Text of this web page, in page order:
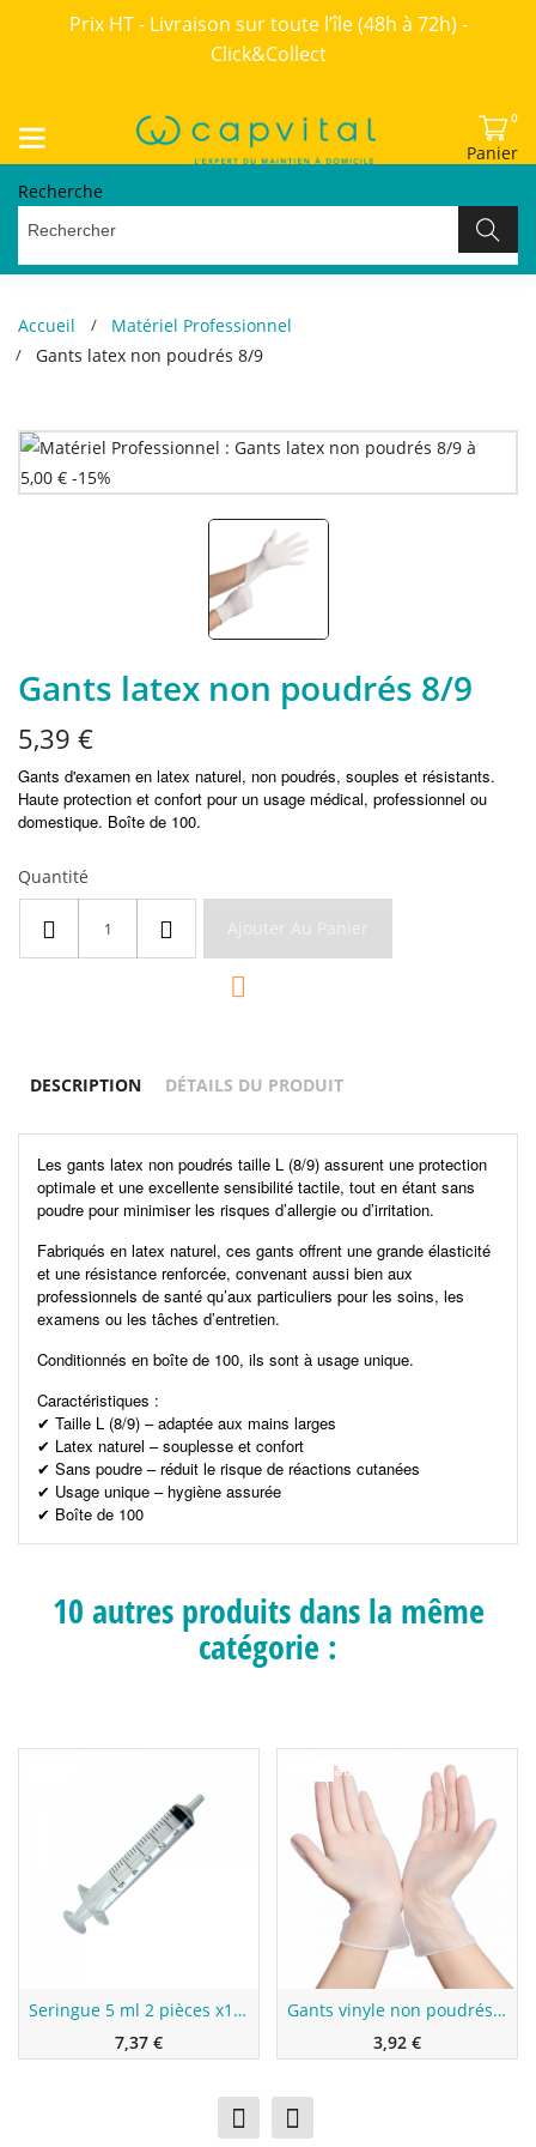
Prix HT - Livraison sur toute l’île (48h à 72h) -
Click&Collect
0
Panier
Recherche
Accueil
Matériel Professionnel
Gants latex non poudrés 8/9
Gants latex non poudrés 8/9
5,39 €
Gants d'examen en latex naturel, non poudrés, souples et résistants.
Haute protection et confort pour un usage médical, professionnel ou
domestique. Boîte de 100.
Quantité

DESCRIPTION DÉTAILS DU PRODUIT
Les gants latex non poudrés taille L (8/9) assurent une protection
optimale et une excellente sensibilité tactile, tout en étant sans
poudre pour minimiser les risques d’allergie ou d’irritation.
Fabriqués en latex naturel, ces gants offrent une grande élasticité
et une résistance renforcée, convenant aussi bien aux
professionnels de santé qu’aux particuliers pour les soins, les
examens ou les tâches d’entretien.
Conditionnés en boîte de 100, ils sont à usage unique.
Caractéristiques :
✔ Taille L (8/9) – adaptée aux mains larges
✔ Latex naturel – souplesse et confort
✔ Sans poudre – réduit le risque de réactions cutanées
✔ Usage unique – hygiène assurée
✔ Boîte de 100
10 autres produits dans la même
catégorie :
Seringue 5 ml 2 pièces x100
7,37 €
Nouveau
Gants vinyle non poudrés 8/9
3,92 €